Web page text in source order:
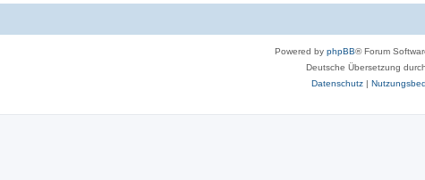
Powered by phpBB® Forum
Deutsche Übersetzung durch
Datenschutz|